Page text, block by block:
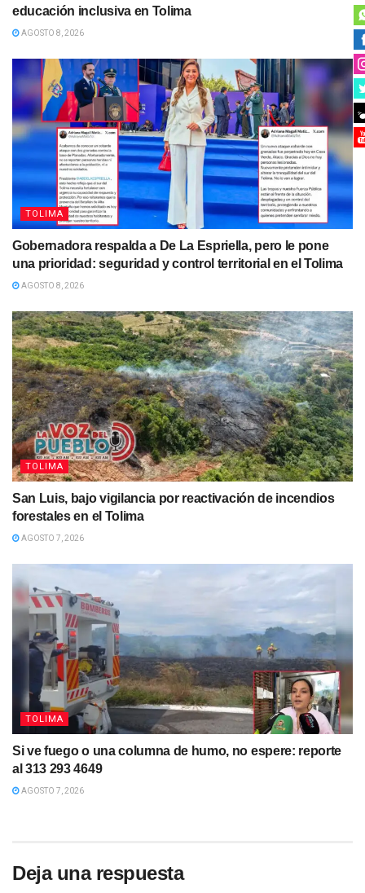
educación inclusiva en Tolima
AGOSTO 8, 2026
TOLIMA
Gobernadora respalda a De La Espriella, pero le pone
una prioridad: seguridad y control territorial en el Tolima
AGOSTO 8, 2026
TOLIMA
San Luis, bajo vigilancia por reactivación de incendios
forestales en el Tolima
AGOSTO 7, 2026
TOLIMA
Si ve fuego o una columna de humo, no espere: reporte
al 313 293 4649
AGOSTO 7, 2026
Deja una respuesta